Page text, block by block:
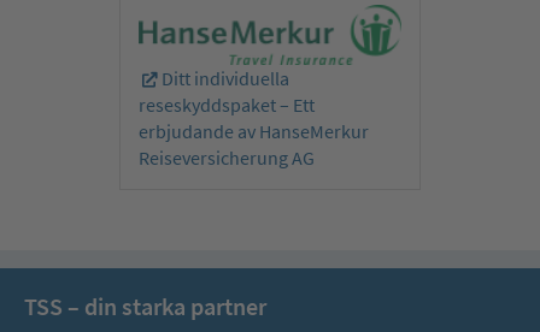
oss som en vacker målning, där mjuka kullar och täta skogar
Ditt individuella
reseskyddspaket – Ett
erbjudande av HanseMerkur
Reiseversicherung AG
TSS – din starka partner